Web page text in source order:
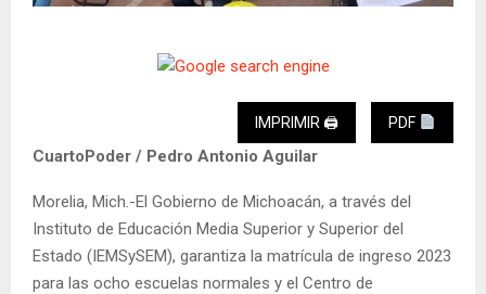
IMPRIMIR 🖨 PDF
CuartoPoder / Pedro Antonio Aguilar
Morelia, Mich.-El Gobierno de Michoacán, a través del
Instituto de Educación Media Superior y Superior del
Estado (IEMSySEM), garantiza la matrícula de ingreso 2023
para las ocho escuelas normales y el Centro de